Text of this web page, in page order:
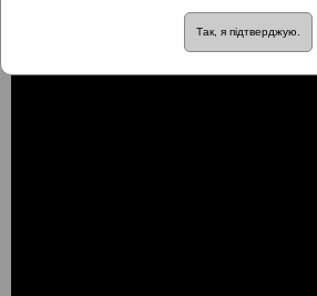
Так, я підтверджую.